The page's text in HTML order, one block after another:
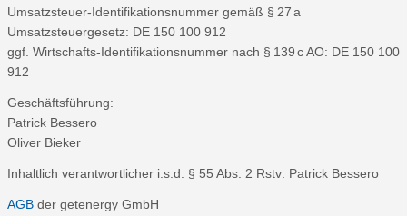
Umsatzsteuer-Identifikationsnummer gemäß § 27 a
Umsatzsteuergesetz: DE 150 100 912
ggf. Wirtschafts-Identifikationsnummer nach § 139 c AO: DE 150 100
912
Geschäftsführung:
Patrick Bessero
Oliver Bieker
Inhaltlich verantwortlicher i.s.d. § 55 Abs. 2 Rstv: Patrick Bessero
AGB der getenergy GmbH